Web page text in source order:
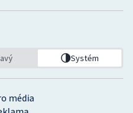
média
Systém